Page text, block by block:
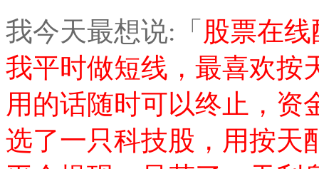
我今天最想说:「 股票在
我平时做短线，最喜欢按
用的话随时可以终止，资
选了一只科技股，用按天